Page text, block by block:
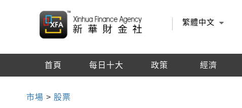
繁體中文
首頁 每日十大 政策 經濟
市場 > 股票